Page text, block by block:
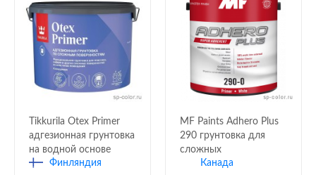
Tikkurila Otex Primer
адгезионная грунтовка
на водной основе
Финляндия
MF Paints Adhero Plus
290 грунтовка для
сложных
поверхностей
Канада